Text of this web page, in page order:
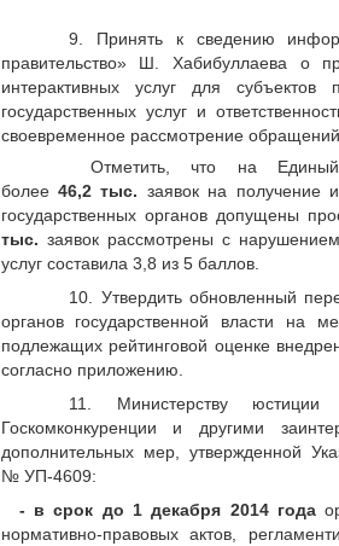
9. Принять к сведению
правительство» Ш. Хабибуллаева о
интерактивных услуг для субъектов
государственных услуг и
своевременное рассмотрение
Отметить, что на Единый
более 46,2 тыс. заявок на получение
государственных органов допущены
тыс. заявок рассмотрены с
услуг составила 3,8 из 5 баллов.
10. Утвердить обновленный
органов государственной власти на
подлежащих рейтинговой оценке
согласно приложению.
11. Министерству юстиции
Госкомконкуренции и другими
дополнительных мер, утвержденной
№ УП-4609:
- в срок до 1 декабря 2014 года
нормативно-правовых актов,